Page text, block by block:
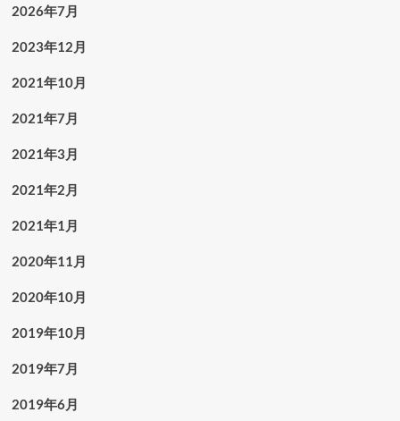
2026年7月
2023年12月
2021年10月
2021年7月
2021年3月
2021年2月
2021年1月
2020年11月
2020年10月
2019年10月
2019年7月
2019年6月